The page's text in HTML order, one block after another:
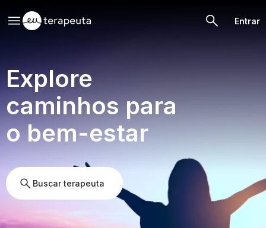
Entrar
Explore
caminhos para
o bem-estar
Buscar terapeuta